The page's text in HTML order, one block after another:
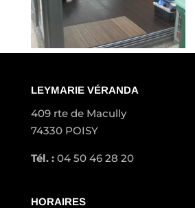
LEYMARIE VÉRANDA
409 rte de Macully
74330 POISY
Tél. :04 50 46 28 20
HORAIRES